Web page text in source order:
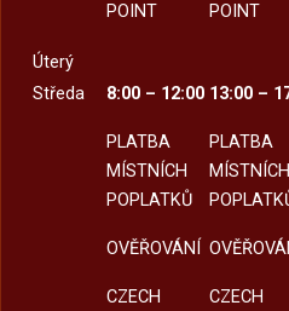
POINT
POINT
Úterý
Středa
8:00 – 12:00
PLATBA
MÍSTNÍCH
POPLATKŮ
OVĚŘOVÁNÍ
CZECH
13:00 –
PLATBA
MÍSTNÍCH
CZECH